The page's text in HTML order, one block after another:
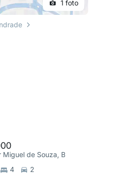
1 foto
Miguel de Souza, Buritis
4 2